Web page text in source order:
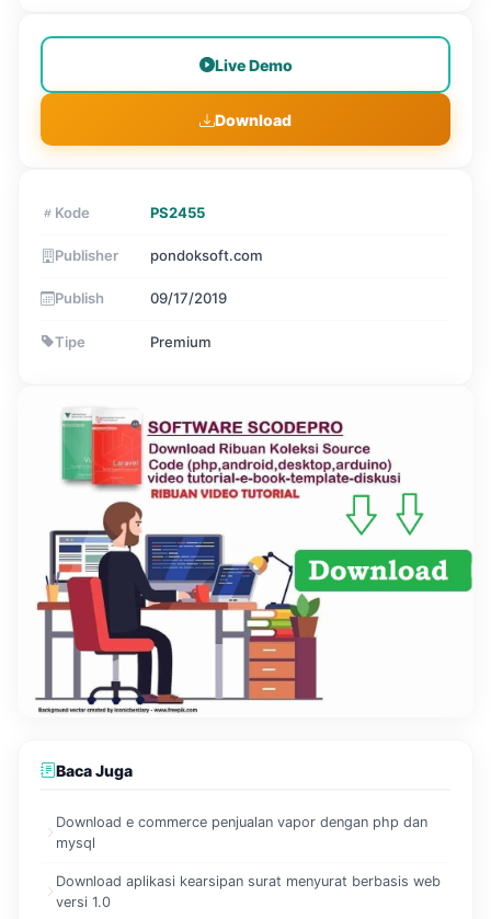
Live Demo
Download
Kode PS2455
Publisher pondoksoft.com
Publish 09/17/2019
Tipe Premium
Baca Juga
Download e commerce penjualan vapor dengan php dan
mysql
Download aplikasi kearsipan surat menyurat berbasis web
versi 1.0